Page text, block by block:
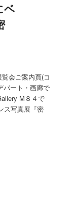
ベ
会ご案内頁(コ
パート・画廊で
M８４で
ス写真展『密